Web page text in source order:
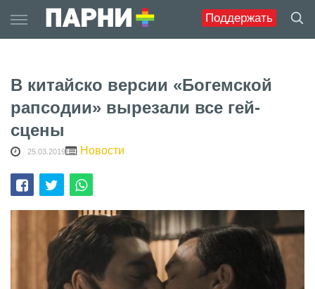
Поддержать
to
content
В китайско версии «Богемской
рапсодии» вырезали все гей-
сцены
25.03.2019 Новости